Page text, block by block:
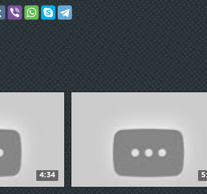
4:34